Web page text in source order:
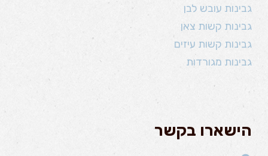
גבינות עובש לבן
גבינות קשות צאן
גבינות קשות עיזים
גבינות מגורדות
הישארו בקשר